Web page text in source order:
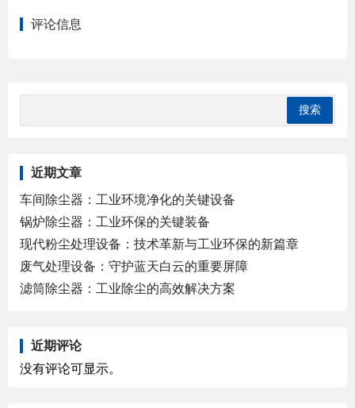
评论信息
近期文章
车间除尘器：工业环境净化的关键设备
锅炉除尘器：工业环保的关键装备
现代粉尘处理设备：技术革新与工业环保的新篇章
废气处理设备：守护蓝天白云的重要屏障
滤筒除尘器：工业除尘的高效解决方案
近期评论
没有评论可显示。